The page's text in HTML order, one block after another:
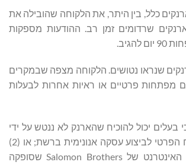
כלל, בין היתר, את הלקוחה שהובילה את
שרדומים זמן רב. ההודעות מספקות
שנראו נטושים. הלקוחה מצפה שבמקרים
מפתחות פרטיים או ראיות אחרות לבעלות
בעלים יכול להוכיח שהארנק לא ננטש על ידי
(1) שימוש במפתח הפרטי לביצוע עסקה אנונימית ברשת; או (2)
גישה לכתובת דף האינטרנט של Salomon Brothers שסופקה